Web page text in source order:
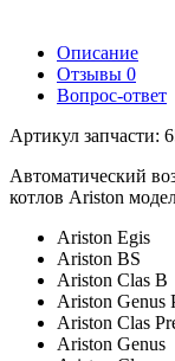
Описание
Отзывы 0
Вопрос-ответ
Артикул запчасти:
Автоматический
котлов Ariston
Ariston Egis
Ariston BS
Ariston Clas B
Ariston Genus
Ariston Clas
Ariston Genus